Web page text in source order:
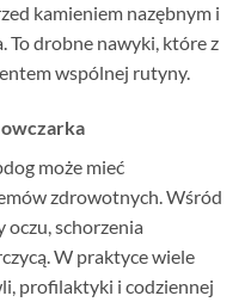
kamieniem nazębnym i
To drobne nawyki, które z
wspólnej rutyny.
może mieć
zdrowotnych. Wśród
oczu, schorzenia
W praktyce wiele
profilaktyki i codziennej